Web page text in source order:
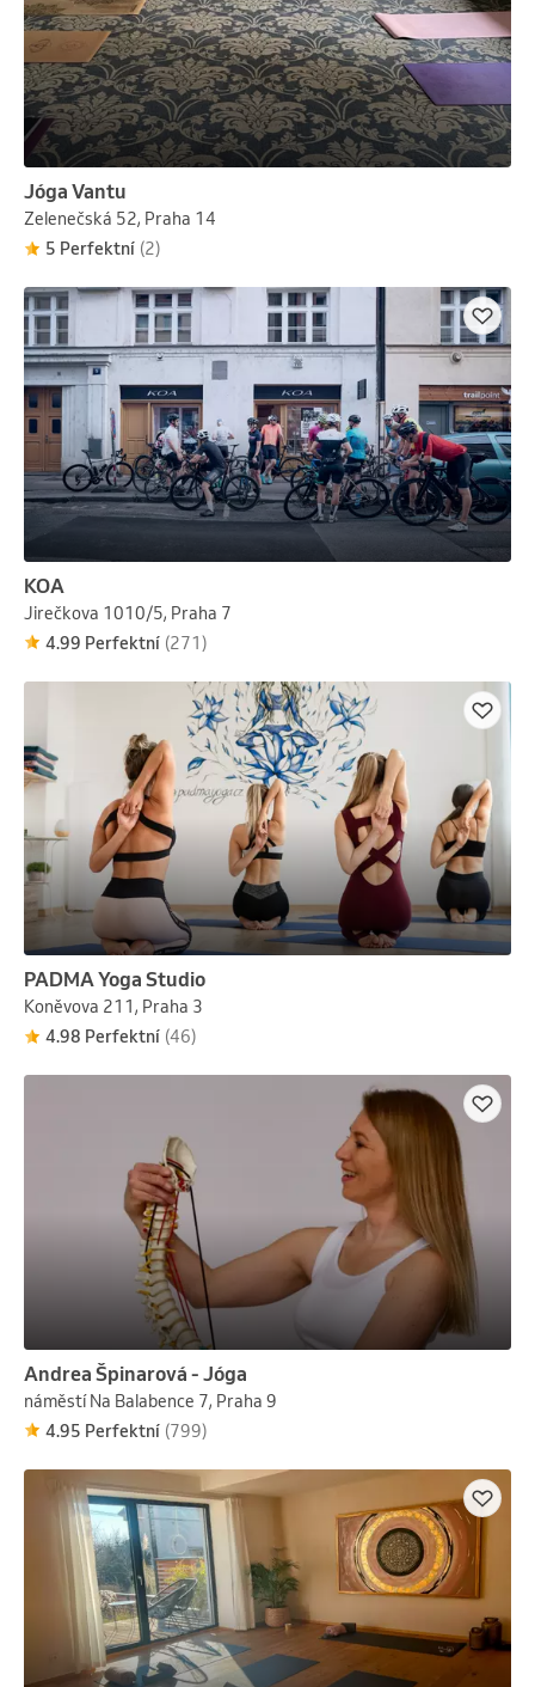
Jóga Vantu
Zelenečská 52, Praha 14
5 Perfektní (2)
KOA
Jirečkova 1010/5, Praha 7
4.99 Perfektní (271)
PADMA Yoga Studio
Koněvova 211, Praha 3
4.98 Perfektní (46)
Andrea Špinarová - Jóga
náměstí Na Balabence 7, Praha 9
4.95 Perfektní (799)